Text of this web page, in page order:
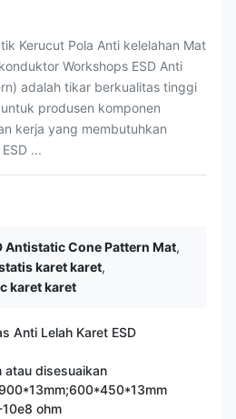
Kerucut Pola Anti kelelahan Mat
Workshops ESD Anti
adalah tikar berkualitas tinggi
produsen komponen
kerja yang membutuhkan
...
Antistatic Cone Pattern Mat,
karet karet,
karet karet
Anti Lelah Karet ESD
atau disesuaikan
ohm